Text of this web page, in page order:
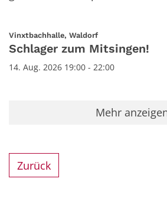
Vinxtbachhalle, Waldorf:
Schlager zum Mitsingen!
14. Aug. 2026 19:00 - 22:00
Mehr
Zurück